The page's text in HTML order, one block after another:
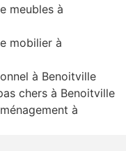
meubles à
mobilier à
à Benoitville
chers à Benoitville
à